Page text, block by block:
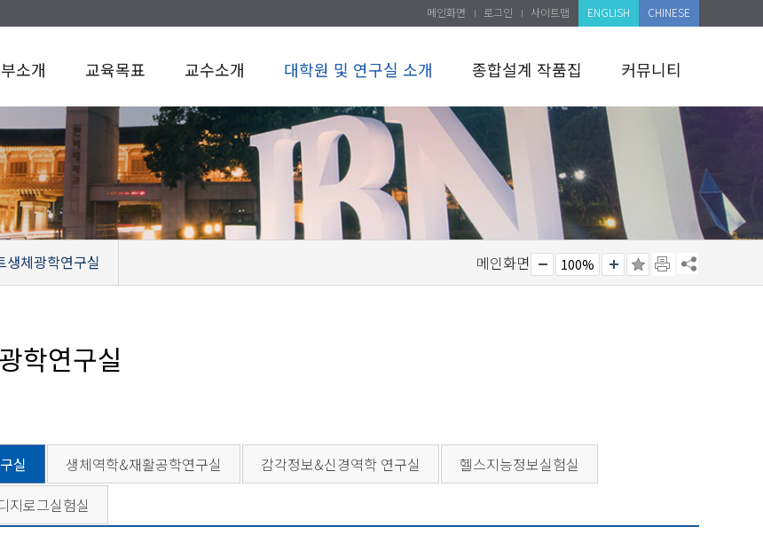
메인화면 로그인 사이트맵 ENGLISH CHINESE
소개 교육목표 교수소개 대학원 및 연구실 소개 종합설계 작품집 커뮤니티
생체광학연구실 메인화면 100%
학연구실
실 생체역학&재활공학연구실 감각정보&신경역학 연구실
헬스지능정보실험실
지로그실험실